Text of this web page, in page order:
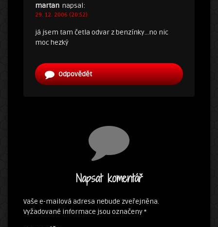
martan napsal:
29. 12. 2006 (20:52)
já jsem tam četla odvar z benzínky…no nic
moc hezký
Odpovědět
Napsat komentář
Vaše e-mailová adresa nebude zveřejněna.
Vyžadované informace jsou označeny*